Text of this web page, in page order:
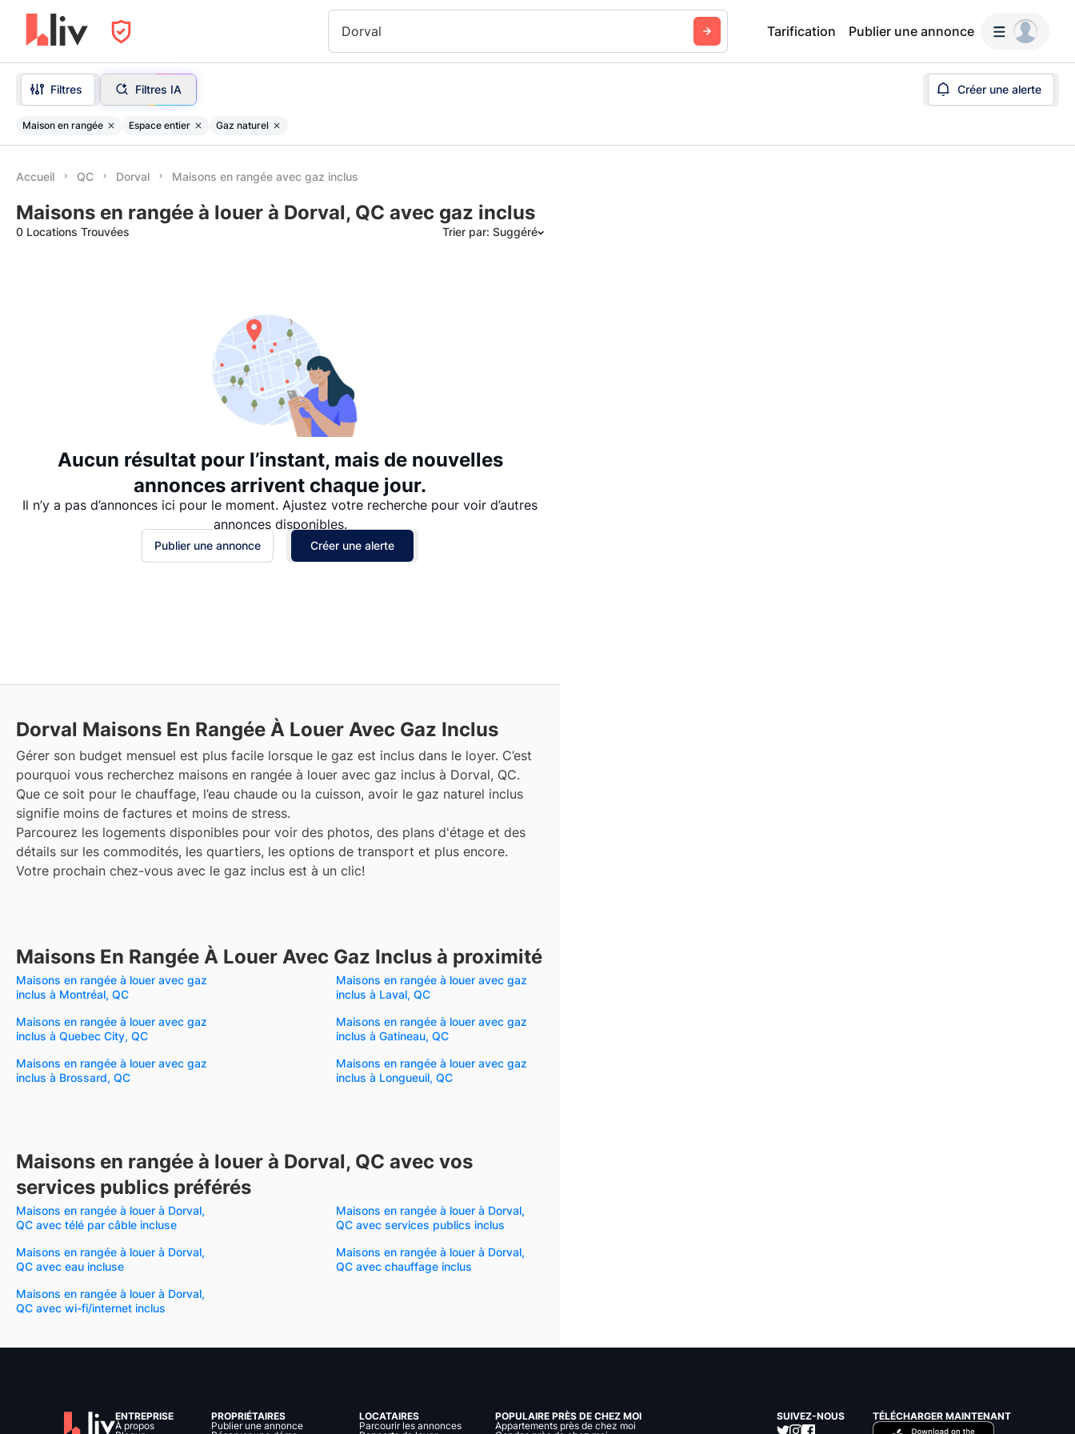
Dorval Tarification Publier une annonce
Filtres Filtres IA Créer une alerte
Maison en rangée Espace entier Gaz naturel
Accueil QC Dorval Maisons en rangée avec gaz inclus
Maisons en rangée à louer à Dorval, QC avec gaz inclus
0 Locations Trouvées Trier par: Suggéré
Aucun résultat pour l’instant, mais de nouvelles
annonces arrivent chaque jour.
Il n’y a pas d’annonces ici pour le moment. Ajustez votre recherche pour voir d’autres
annonces disponibles.
Publier une annonce Créer une alerte
Dorval Maisons En Rangée À Louer Avec Gaz Inclus
Gérer son budget mensuel est plus facile lorsque le gaz est inclus dans le loyer. C’est
pourquoi vous recherchez maisons en rangée à louer avec gaz inclus à Dorval, QC.
Que ce soit pour le chauffage, l’eau chaude ou la cuisson, avoir le gaz naturel inclus
signifie moins de factures et moins de stress.
Parcourez les logements disponibles pour voir des photos, des plans d'étage et des
détails sur les commodités, les quartiers, les options de transport et plus encore.
Votre prochain chez-vous avec le gaz inclus est à un clic!
Maisons En Rangée À Louer Avec Gaz Inclus à proximité
Maisons en rangée à louer avec gaz
inclus à Montréal, QC
Maisons en rangée à louer avec gaz
inclus à Laval, QC
Maisons en rangée à louer avec gaz
inclus à Quebec City, QC
Maisons en rangée à louer avec gaz
inclus à Gatineau, QC
Maisons en rangée à louer avec gaz
inclus à Brossard, QC
Maisons en rangée à louer avec gaz
inclus à Longueuil, QC
Maisons en rangée à louer à Dorval, QC avec vos
services publics préférés
Maisons en rangée à louer à Dorval,
QC avec télé par câble incluse
Maisons en rangée à louer à Dorval,
QC avec services publics inclus
Maisons en rangée à louer à Dorval,
QC avec eau incluse
Maisons en rangée à louer à Dorval,
QC avec chauffage inclus
Maisons en rangée à louer à Dorval,
QC avec wi-fi/internet inclus
ENTREPRISE
À propos
PROPRIÉTAIRES
Publier une annonce
LOCATAIRES
Parcourir les annonces
POPULAIRE PRÈS DE CHEZ MOI
Appartements près de chez moi
SUIVEZ-NOUS TÉLÉCHARGER MAINTENANT